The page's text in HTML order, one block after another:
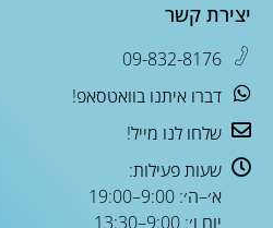
יצירת קשר
09-832-8176
דברו איתנו בוואטסאפ!
שלחו לנו מייל!
שעות פעילות:
א׳–ה׳: 9:00–19:00
יום ו׳: 9:00–13:30